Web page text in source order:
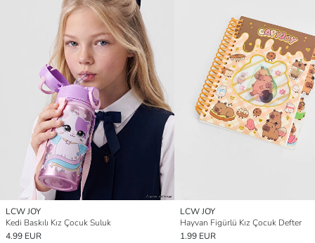
LCW JOY
Kedi Baskılı Kız Çocuk Suluk
4.99 EUR
LCW JOY
Hayvan Figürlü Kız Çocuk Defter
1.99 EUR